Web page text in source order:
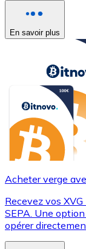
En savoir plus
Acheter verge
Recevez vos
SEPA. Une
opérer